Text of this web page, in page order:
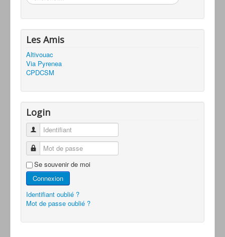
Les Amis
Altivouac
Via Pyrenea
CPDCSM
Login
Identifiant
Mot de passe
Se souvenir de moi
Connexion
Identifiant oublié ?
Mot de passe oublié ?